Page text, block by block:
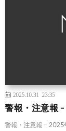
2025.10.31 23:35
警報・注意報
警報・注意報 –